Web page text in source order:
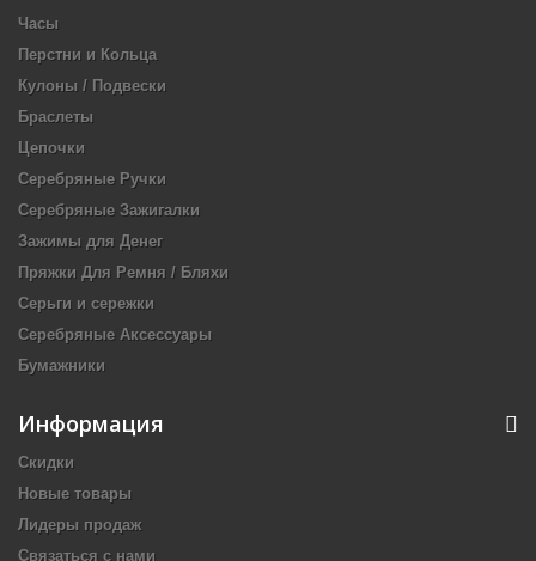
Часы
Перстни и Кольца
Кулоны / Подвески
Браслеты
Цепочки
Серебряные Ручки
Серебряные Зажигалки
Зажимы для Денег
Пряжки Для Ремня / Бляхи
Серьги и сережки
Серебряные Аксессуары
Бумажники
Информация
Скидки
Новые товары
Лидеры продаж
Связаться с нами